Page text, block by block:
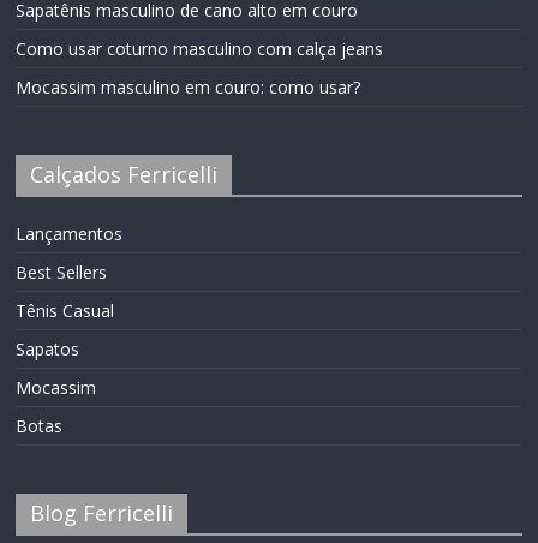
Sapatênis masculino de cano alto em couro
Como usar coturno masculino com calça jeans
Mocassim masculino em couro: como usar?
Calçados Ferricelli
Lançamentos
Best Sellers
Tênis Casual
Sapatos
Mocassim
Botas
Blog Ferricelli